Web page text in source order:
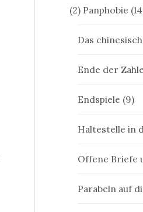
(2) Panphobie
Das
Ende der
Endspiele (9)
Haltestelle in
Offene Briefe
Parabeln auf